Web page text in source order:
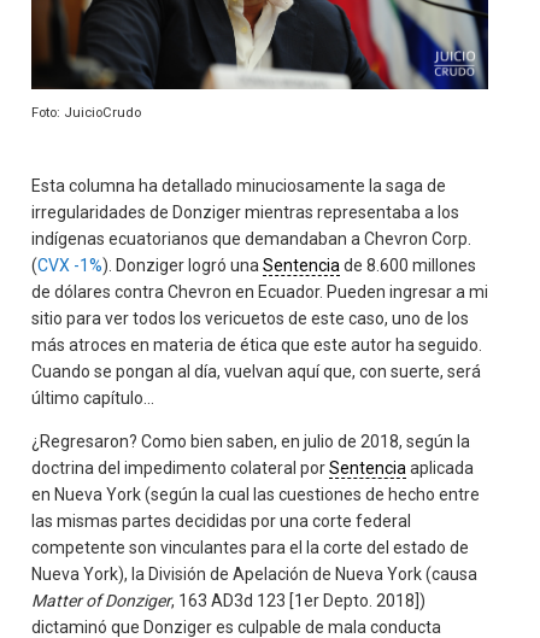
Foto: JuicioCrudo
Esta columna ha detallado minuciosamente la saga de
irregularidades de Donziger mientras representaba a los
indígenas ecuatorianos que demandaban a Chevron Corp.
(CVX -1%). Donziger logró unaSentencia de 8.600 millones
de dólares contra Chevron en Ecuador. Pueden ingresar a mi
sitio para ver todos los vericuetos de este caso, uno de los
más atroces en materia de ética que este autor ha seguido.
Cuando se pongan al día, vuelvan aquí que, con suerte, será
último capítulo...
¿Regresaron? Como bien saben, en julio de 2018, según la
doctrina del impedimento colateral porSentencia aplicada
en Nueva York (según la cual las cuestiones de hecho entre
las mismas partes decididas por una corte federal
competente son vinculantes para el la corte del estado de
Nueva York), la División de Apelación de Nueva York (causa
Matter of Donziger, 163 AD3d 123 [1er Depto. 2018])
dictaminó que Donziger es culpable de mala conducta